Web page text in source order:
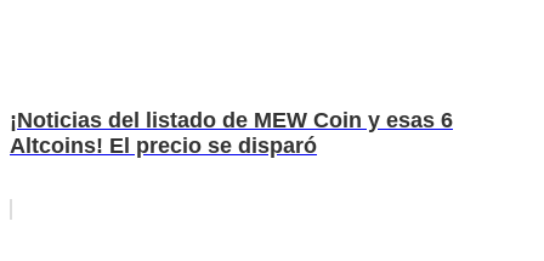
¡Noticias del listado de MEW Coin y esas 6
Altcoins! El precio se disparó